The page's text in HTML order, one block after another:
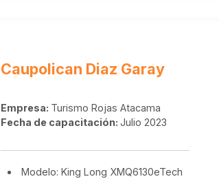
Caupolican Diaz Garay
Empresa: Turismo Rojas Atacama
Fecha de capacitación: Julio 2023
Modelo: King Long XMQ6130eTech